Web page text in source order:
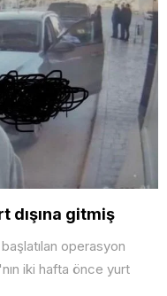
dışına gitmiş
operasyon
iki hafta önce yurt